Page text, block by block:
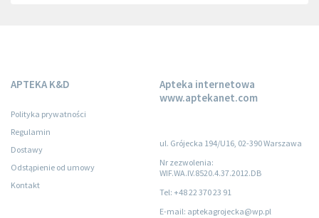
APTEKA K&D
Polityka prywatności
Regulamin
Dostawy
Odstąpienie od umowy
Kontakt
Apteka internetowa
www.aptekanet.com
ul. Grójecka 194/U16, 02-390 Warszawa
Nr zezwolenia:
WIF.WA.IV.8520.4.37.2012.DB
Tel: +48 22 370 23 91
E-mail: aptekagrojecka@wp.pl